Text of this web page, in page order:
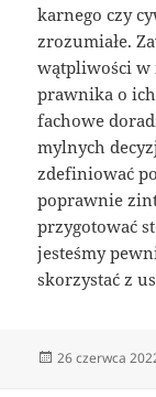
karnego czy
zrozumiałe.
wątpliwości w
prawnika o
fachowe
mylnych
zdefiniować
poprawnie
przygotować
jesteśmy
skorzystać z
Data
26 czerwca